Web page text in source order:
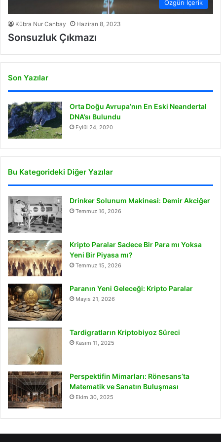
Özgün İçerik
Kübra Nur Canbay Haziran 8, 2023
Sonsuzluk Çıkmazı
Son Yazılar
Orta Doğu Avrupa’nın En Eski Neandertal
DNA’sı Bulundu
Eylül 24, 2020
Bu Kategorideki Diğer Yazılar
Drinker Solunum Makinesi: Demir Akciğer
Temmuz 16, 2026
Kripto Paralar Sadece Bir Para mı Yoksa
Yeni Bir Piyasa mı?
Temmuz 15, 2026
Paranın Yeni Geleceği: Kripto Paralar
Mayıs 21, 2026
Tardigratların Kriptobiyoz Süreci
Kasım 11, 2025
Perspektifin Mimarları: Rönesans’ta
Matematik ve Sanatın Buluşması
Ekim 30, 2025